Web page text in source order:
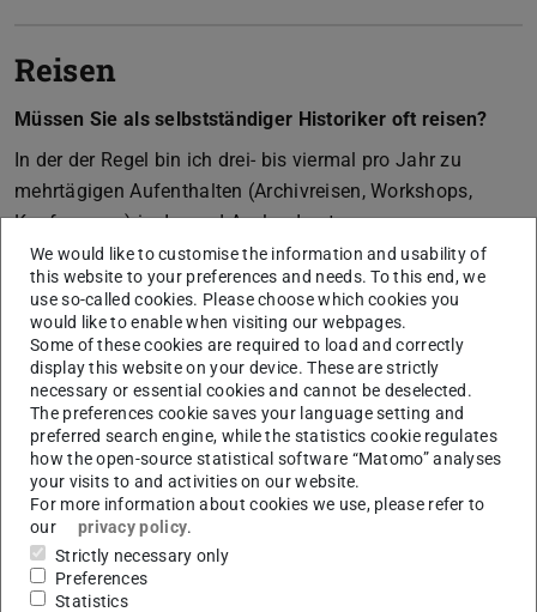
Reisen
Müssen Sie als selbstständiger Historiker oft reisen?
In der der Regel bin ich drei- bis viermal pro Jahr zu
mehrtägigen Aufenthalten (Archivreisen, Workshops,
Konferenzen) im In- und Ausland unterwegs.
Work-Life-Balance
Hat man als selbstständiger Historiker genügend Zeit
für das Familienleben, insbesondere für die Kinder?
Arbeitsorganisation ist ein wichtiges Thema. An
Feiertagen und Wochenenden versuche ich, nicht zu
arbeiten. Manchmal lässt es sich nicht ganz vermeiden.
Die Schulferien komplett frei zu halten, ist hingegen nicht
möglich. Da sind familieninterne Absprachen nötig – wie
im Übrigen im Alltag allgemein.
We would like to customise the information and usability of
this website to your preferences and needs. To this end, we
use so-called cookies. Please choose which cookies you
would like to enable when visiting our webpages.
Some of these cookies are required to load and correctly
display this website on your device. These are strictly
necessary or essential cookies and cannot be deselected.
The preferences cookie saves your language setting and
preferred search engine, while the statistics cookie regulates
how the open-source statistical software “Matomo” analyses
your visits to and activities on our website.
For more information about cookies we use, please refer to
our
privacy policy.
Strictly necessary only
Preferences
Statistics